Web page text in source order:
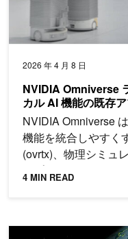
2026 年 4 月 8 日
NVIDIA Omniverse
カル AI 機能の既存
NVIDIA Omniverse
機能を統合しやすく
(ovrtx)、物理シミュ
イプライン
4 MIN READ
NVIDIA Earth-2 で 2 週